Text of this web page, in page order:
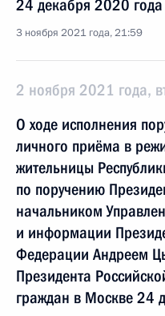
24 декабря 2020 года
3 ноября 2021 года, 21:59
2 ноября 2021 года,
О ходе исполнения
личного приёма в
жительницы
по поручению
начальником
и информации
Федерации Андреем
Президента
граждан в Москве 24